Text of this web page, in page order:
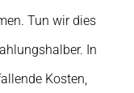
Tun wir dies
In
Kosten,